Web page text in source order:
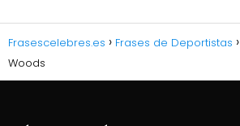
Frasescelebres.es Frases de Deportistas
Woods